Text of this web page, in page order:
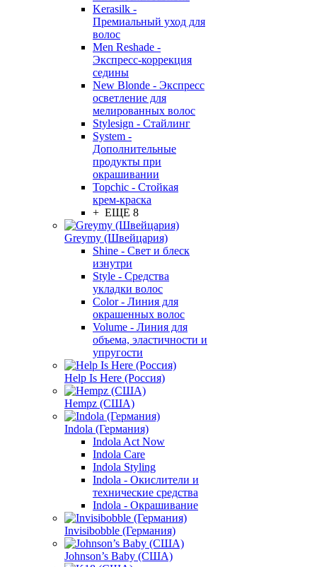
Kerasilk -
Премиальный уход для
волос
Men Reshade -
Экспресс-коррекция
седины
New Blonde - Экспресс
осветление для
мелированных волос
Stylesign - Стайлинг
System -
Дополнительные
продукты при
окрашивании
Topchic - Стойкая
крем-краска
+ ЕЩЕ 8
Greymy (Швейцария)
Shine - Свет и блеск
изнутри
Style - Средства
укладки волос
Color - Линия для
окрашенных волос
Volume - Линия для
объема, эластичности и
упругости
Help Is Here (Россия)
Hempz (США)
Indola (Германия)
Indola Act Now
Indola Care
Indola Styling
Indola - Окислители и
технические средства
Indola - Окрашивание
Invisibobble (Германия)
Johnson’s Baby (США)